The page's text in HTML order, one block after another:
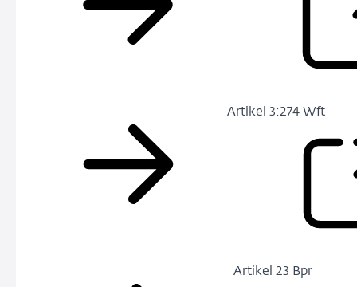
Artikel 3:274 Wft
Artikel 23 Bpr